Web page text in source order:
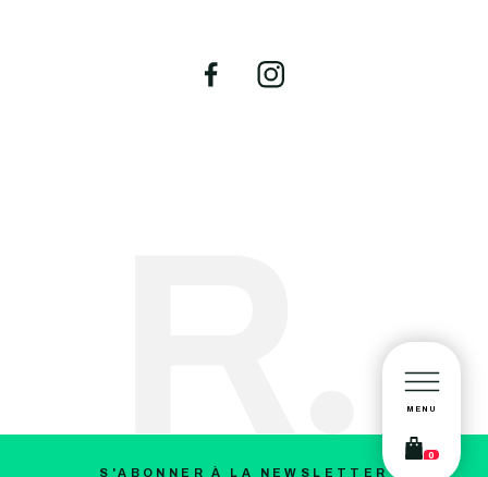
MENU
0
S'ABONNER À LA NEWSLETTER